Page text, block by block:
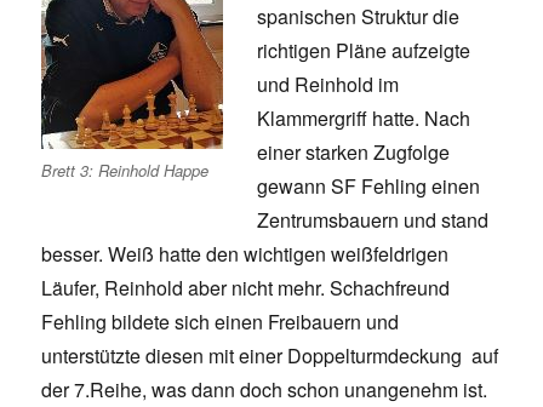
Brett 3: Reinhold Happe
spanischen Struktur die
richtigen Pläne aufzeigte
und Reinhold im
Klammergriff hatte. Nach
einer starken Zugfolge
gewann SF Fehling einen
Zentrumsbauern und stand
besser. Weiß hatte den wichtigen weißfeldrigen
Läufer, Reinhold aber nicht mehr. Schachfreund
Fehling bildete sich einen Freibauern und
unterstützte diesen mit einer Doppelturmdeckung auf
der 7.Reihe, was dann doch schon unangenehm ist.